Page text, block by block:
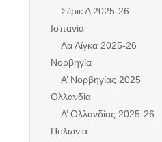
Σέριε Α 2025-26
Ισπανία
Λα Λίγκα 2025-26
Νορβηγία
Α’ Νορβηγίας 2025
Ολλανδία
Α’ Ολλανδίας 2025-26
Πολωνία